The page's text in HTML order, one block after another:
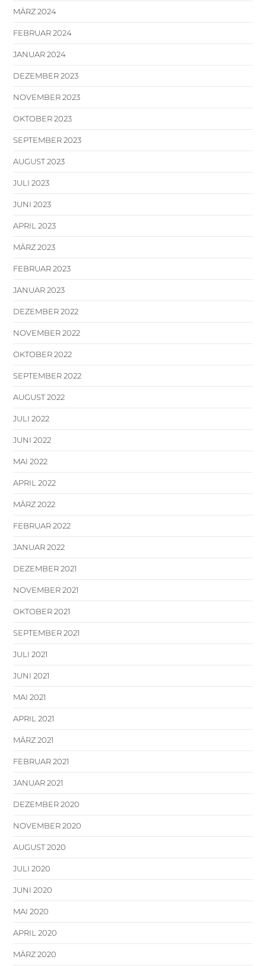
MÄRZ 2024
FEBRUAR 2024
JANUAR 2024
DEZEMBER 2023
NOVEMBER 2023
OKTOBER 2023
SEPTEMBER 2023
AUGUST 2023
JULI 2023
JUNI 2023
APRIL 2023
MÄRZ 2023
FEBRUAR 2023
JANUAR 2023
DEZEMBER 2022
NOVEMBER 2022
OKTOBER 2022
SEPTEMBER 2022
AUGUST 2022
JULI 2022
JUNI 2022
MAI 2022
APRIL 2022
MÄRZ 2022
FEBRUAR 2022
JANUAR 2022
DEZEMBER 2021
NOVEMBER 2021
OKTOBER 2021
SEPTEMBER 2021
JULI 2021
JUNI 2021
MAI 2021
APRIL 2021
MÄRZ 2021
FEBRUAR 2021
JANUAR 2021
DEZEMBER 2020
NOVEMBER 2020
AUGUST 2020
JULI 2020
JUNI 2020
MAI 2020
APRIL 2020
MÄRZ 2020